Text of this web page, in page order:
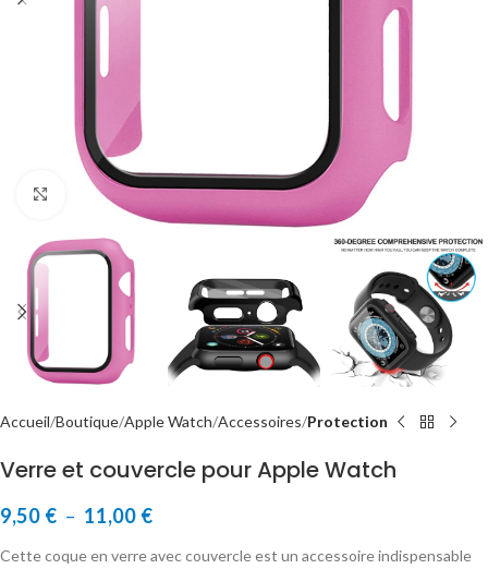
Cliquer pour agrandir
Accueil Boutique Apple Watch Accessoires Protection
Verre et couvercle pour Apple Watch
9,50 € – 11,00 €
Cette coque en verre avec couvercle est un accessoire indispensable